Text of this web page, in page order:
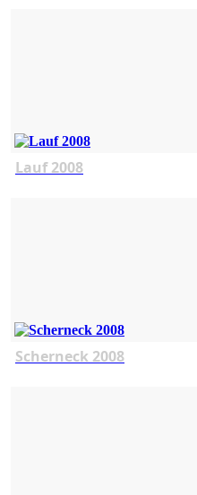
Lauf 2008
Scherneck 2008